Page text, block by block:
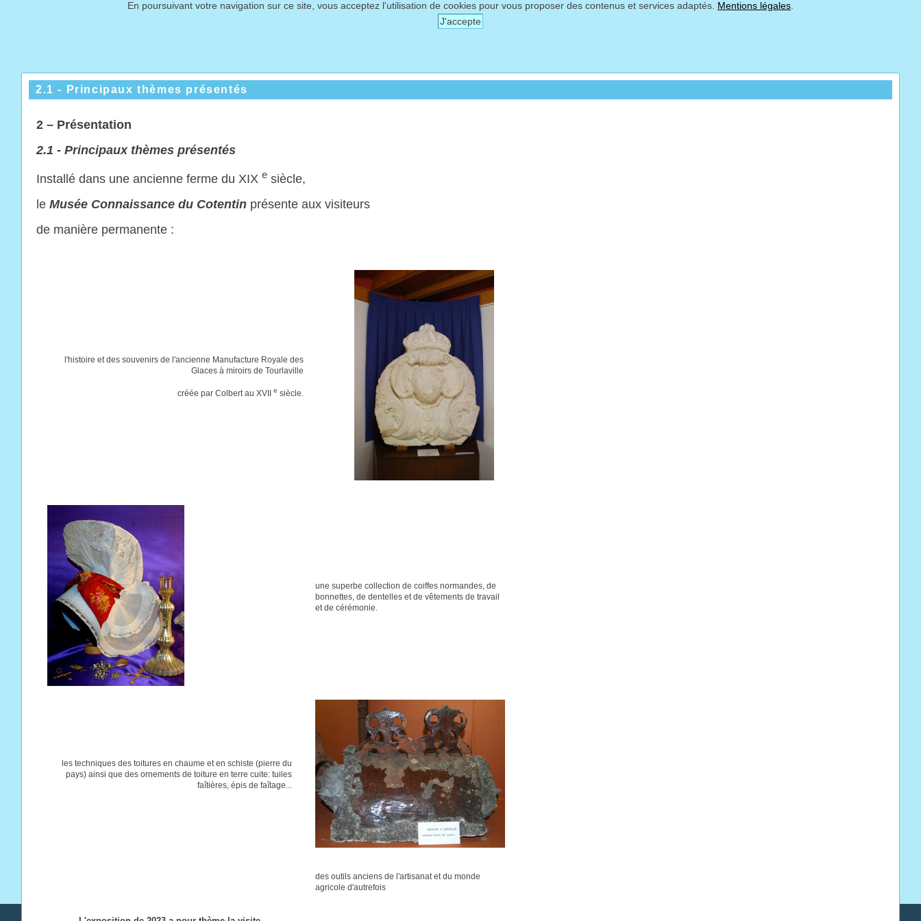
En poursuivant votre navigation sur ce site, vous acceptez l'utilisation de cookies pour vous proposer des contenus et services adaptés. Mentions légales
J'accepte
2.1 - Principaux thèmes présentés
2 – Présentation
2.1 - Principaux thèmes présentés
Installé dans une ancienne ferme du XIX e siècle,
le Musée Connaissance du Cotentin présente aux visiteurs
de manière permanente :
l'histoire et des souvenirs de l'ancienne Manufacture Royale des
Glaces à miroirs de Tourlaville
créée par Colbert au XVII e siècle.
une superbe collection de coiffes normandes, de
bonnettes, de dentelles et de vêtements de travail
et de cérémonie.
les techniques des toitures en chaume et en schiste (pierre du
pays) ainsi que des ornements de toiture en terre cuite: tuiles
faîtières, épis de faîtage...
des outils anciens de l'artisanat et du monde
agricole d'autrefois